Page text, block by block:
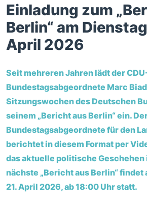
Einladung zum
Berlin“ am
April 2026
Seit mehreren Jahren lädt der
Bundestagsabgeordnete Marc
Sitzungswochen des Deutschen
seinem „Bericht aus Berlin“ ein.
Bundestagsabgeordnete für den
berichtet in diesem Format per
das aktuelle politische Geschehen
nächste „Bericht aus Berlin“ findet
21. April 2026, ab 18:00 Uhr statt.